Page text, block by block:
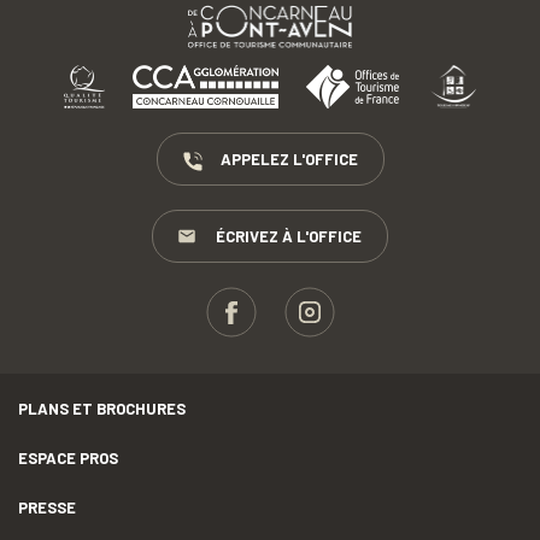
APPELEZ L'OFFICE
ÉCRIVEZ À L'OFFICE
PLANS ET BROCHURES
ESPACE PROS
PRESSE